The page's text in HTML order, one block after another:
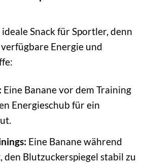
Snack für Sportler, denn
Energie und
Eine Banane vor dem Training
Energieschub für ein
Eine Banane während
den Blutzuckerspiegel stabil zu